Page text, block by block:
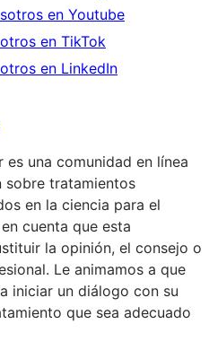
en Youtube
en TikTok
en LinkedIn
es una comunidad en línea
tratamientos
en la ciencia para el
cuenta que esta
la opinión, el consejo o
Le animamos a que
iniciar un diálogo con su
que sea adecuado